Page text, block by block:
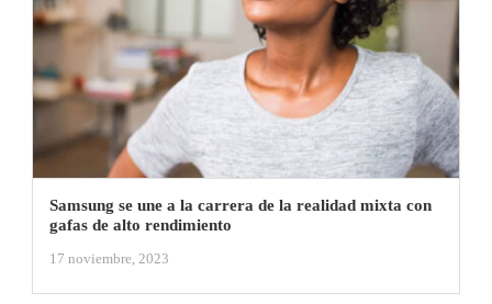
Samsung se une a la carrera de la realidad mixta con
gafas de alto rendimiento
17 noviembre, 2023